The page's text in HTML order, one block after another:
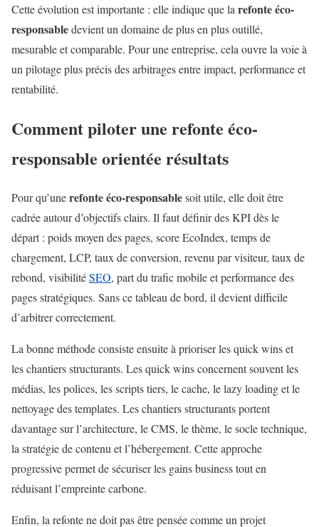
Cette évolution est importante : elle indique que larefonte éco-
responsabledevient un domaine de plus en plus outillé,
mesurable et comparable. Pour une entreprise, cela ouvre la voie à
un pilotage plus précis des arbitrages entre impact, performance et
rentabilité.
Comment piloter une refonte éco-
responsable orientée résultats
Pour qu’unerefonte éco-responsablesoit utile, elle doit être
cadrée autour d’objectifs clairs. Il faut définir des KPI dès le
départ : poids moyen des pages, score EcoIndex, temps de
chargement, LCP, taux de conversion, revenu par visiteur, taux de
rebond, visibilitéSEO, part du trafic mobile et performance des
pages stratégiques. Sans ce tableau de bord, il devient difficile
d’arbitrer correctement.
La bonne méthode consiste ensuite à prioriser les quick wins et
les chantiers structurants. Les quick wins concernent souvent les
médias, les polices, les scripts tiers, le cache, le lazy loading et le
nettoyage des templates. Les chantiers structurants portent
davantage sur l’architecture, le CMS, le thème, le socle technique,
la stratégie de contenu et l’hébergement. Cette approche
progressive permet de sécuriser les gains business tout en
réduisant l’empreinte carbone.
Enfin, la refonte ne doit pas être pensée comme un projet